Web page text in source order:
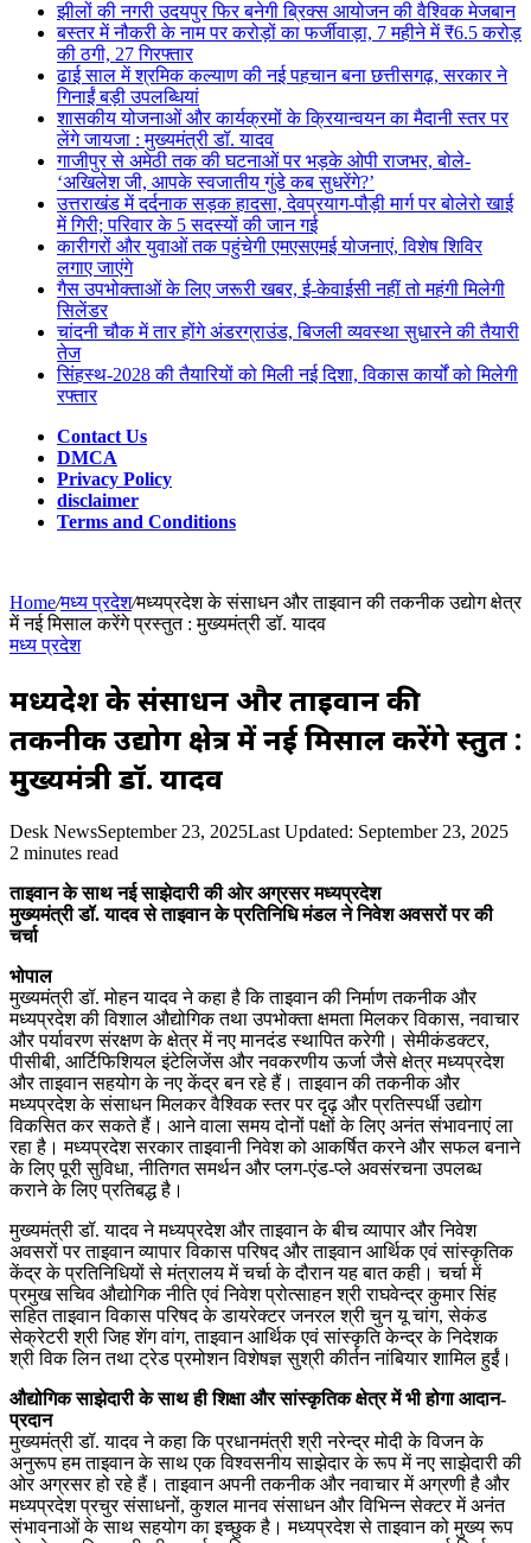
झीलों की नगरी उदयपुर फिर बनेगी ब्रिक्स आयोजन की वैश्विक मेजबान
बस्तर में नौकरी के नाम पर करोड़ों का फर्जीवाड़ा, 7 महीने में ₹6.5 करोड़
की ठगी, 27 गिरफ्तार
ढाई साल में श्रमिक कल्याण की नई पहचान बना छत्तीसगढ़, सरकार ने
गिनाईं बड़ी उपलब्धियां
शासकीय योजनाओं और कार्यक्रमों के क्रियान्वयन का मैदानी स्तर पर
लेंगे जायजा : मुख्यमंत्री डॉ. यादव
गाजीपुर से अमेठी तक की घटनाओं पर भड़के ओपी राजभर, बोले-
‘अखिलेश जी, आपके स्वजातीय गुंडे कब सुधरेंगे?’
उत्तराखंड में दर्दनाक सड़क हादसा, देवप्रयाग-पौड़ी मार्ग पर बोलेरो खाई
में गिरी; परिवार के 5 सदस्यों की जान गई
कारीगरों और युवाओं तक पहुंचेगी एमएसएमई योजनाएं, विशेष शिविर
लगाए जाएंगे
गैस उपभोक्ताओं के लिए जरूरी खबर, ई-केवाईसी नहीं तो महंगी मिलेगी
सिलेंडर
चांदनी चौक में तार होंगे अंडरग्राउंड, बिजली व्यवस्था सुधारने की तैयारी
तेज
सिंहस्थ-2028 की तैयारियों को मिली नई दिशा, विकास कार्यों को मिलेगी
रफ्तार
Contact Us
DMCA
Privacy Policy
disclaimer
Terms and Conditions
Home/मध्य प्रदेश/मध्यप्रदेश के संसाधन और ताइवान की तकनीक उद्योग क्षेत्र
में नई मिसाल करेंगे प्रस्तुत : मुख्यमंत्री डॉ. यादव
मध्य प्रदेश
मध्यप्रदेश के संसाधन और ताइवान की
तकनीक उद्योग क्षेत्र में नई मिसाल करेंगे प्रस्तुत :
मुख्यमंत्री डॉ. यादव
Desk NewsSeptember 23, 2025Last Updated: September 23, 2025
2 minutes read
ताइवान के साथ नई साझेदारी की ओर अग्रसर मध्यप्रदेश
मुख्यमंत्री डॉ. यादव से ताइवान के प्रतिनिधि मंडल ने निवेश अवसरों पर की
चर्चा
भोपाल
मुख्यमंत्री डॉ. मोहन यादव ने कहा है कि ताइवान की निर्माण तकनीक और
मध्यप्रदेश की विशाल औद्योगिक तथा उपभोक्ता क्षमता मिलकर विकास, नवाचार
और पर्यावरण संरक्षण के क्षेत्र में नए मानदंड स्थापित करेगी। सेमीकंडक्टर,
पीसीबी, आर्टिफिशियल इंटेलिजेंस और नवकरणीय ऊर्जा जैसे क्षेत्र मध्यप्रदेश
और ताइवान सहयोग के नए केंद्र बन रहे हैं। ताइवान की तकनीक और
मध्यप्रदेश के संसाधन मिलकर वैश्विक स्तर पर दृढ़ और प्रतिस्पर्धी उद्योग
विकसित कर सकते हैं। आने वाला समय दोनों पक्षों के लिए अनंत संभावनाएं ला
रहा है। मध्यप्रदेश सरकार ताइवानी निवेश को आकर्षित करने और सफल बनाने
के लिए पूरी सुविधा, नीतिगत समर्थन और प्लग-एंड-प्ले अवसंरचना उपलब्ध
कराने के लिए प्रतिबद्ध है।
मुख्यमंत्री डॉ. यादव ने मध्यप्रदेश और ताइवान के बीच व्यापार और निवेश
अवसरों पर ताइवान व्यापार विकास परिषद और ताइवान आर्थिक एवं सांस्कृतिक
केंद्र के प्रतिनिधियों से मंत्रालय में चर्चा के दौरान यह बात कही। चर्चा में
प्रमुख सचिव औद्योगिक नीति एवं निवेश प्रोत्साहन श्री राघवेन्द्र कुमार सिंह
सहित ताइवान विकास परिषद के डायरेक्टर जनरल श्री चुन यू चांग, सेकंड
सेक्रेटरी श्री जिह शेंग वांग, ताइवान आर्थिक एवं सांस्कृति केन्द्र के निदेशक
श्री विक लिन तथा ट्रेड प्रमोशन विशेषज्ञ सुश्री कीर्तन नांबियार शामिल हुईं।
औद्योगिक साझेदारी के साथ ही शिक्षा और सांस्कृतिक क्षेत्र में भी होगा आदान-
प्रदान
मुख्यमंत्री डॉ. यादव ने कहा कि प्रधानमंत्री श्री नरेन्द्र मोदी के विजन के
अनुरूप हम ताइवान के साथ एक विश्वसनीय साझेदार के रूप में नए साझेदारी की
ओर अग्रसर हो रहे हैं। ताइवान अपनी तकनीक और नवाचार में अग्रणी है और
मध्यप्रदेश प्रचुर संसाधनों, कुशल मानव संसाधन और विभिन्न सेक्टर में अनंत
संभावनाओं के साथ सहयोग का इच्छुक है। मध्यप्रदेश से ताइवान को मुख्य रूप